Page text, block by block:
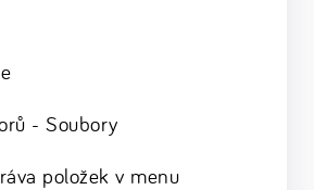
- Soubory
položek v menu